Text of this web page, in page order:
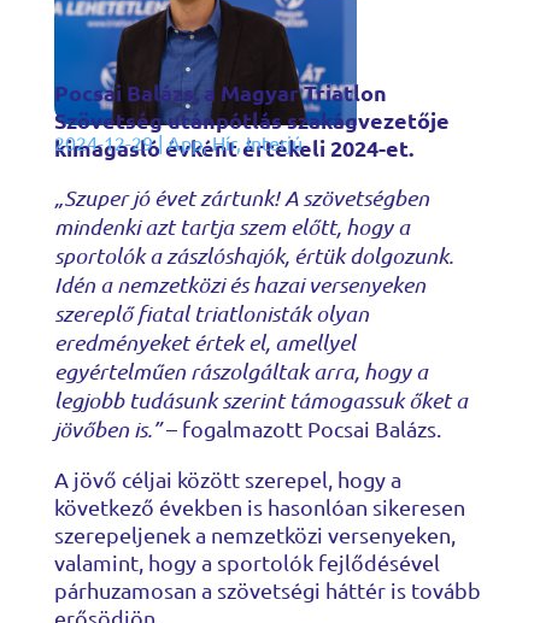
2024-12-29|App,Hír,Interjú
Pocsai Balázs, a Magyar Triatlon
Szövetség utánpótlás szakágvezetője
kimagasló évként értékeli 2024-et.
„Szuper jó évet zártunk! A szövetségben
mindenki azt tartja szem előtt, hogy a
sportolók a zászlóshajók, értük dolgozunk.
Idén a nemzetközi és hazai versenyeken
szereplő fiatal triatlonisták olyan
eredményeket értek el, amellyel
egyértelműen rászolgáltak arra, hogy a
legjobb tudásunk szerint támogassuk őket a
jövőben is.”– fogalmazott Pocsai Balázs.
A jövő céljai között szerepel, hogy a
következő években is hasonlóan sikeresen
szerepeljenek a nemzetközi versenyeken,
valamint, hogy a sportolók fejlődésével
párhuzamosan a szövetségi háttér is tovább
erősödjön.